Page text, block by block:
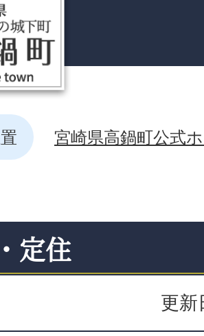
宮崎県高鍋町公式
定住
更新